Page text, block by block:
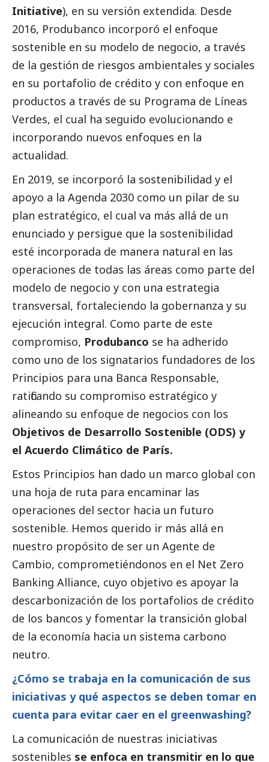
Initiative), en su versión extendida. Desde
2016, Produbanco incorporó el enfoque
sostenible en su modelo de negocio, a través
de la gestión de riesgos ambientales y sociales
en su portafolio de crédito y con enfoque en
productos a través de su Programa de Líneas
Verdes, el cual ha seguido evolucionando e
incorporando nuevos enfoques en la
actualidad.
En 2019, se incorporó la sostenibilidad y el
apoyo a la Agenda 2030 como un pilar de su
plan estratégico, el cual va más allá de un
enunciado y persigue que la sostenibilidad
esté incorporada de manera natural en las
operaciones de todas las áreas como parte del
modelo de negocio y con una estrategia
transversal, fortaleciendo la gobernanza y su
ejecución integral. Como parte de este
compromiso, Produbanco se ha adherido
como uno de los signatarios fundadores de los
Principios para una Banca Responsable,
ratificando su compromiso estratégico y
alineando su enfoque de negocios con los
Objetivos de Desarrollo Sostenible (ODS) y
el Acuerdo Climático de París.
Estos Principios han dado un marco global con
una hoja de ruta para encaminar las
operaciones del sector hacia un futuro
sostenible. Hemos querido ir más allá en
nuestro propósito de ser un Agente de
Cambio, comprometiéndonos en el Net Zero
Banking Alliance, cuyo objetivo es apoyar la
descarbonización de los portafolios de crédito
de los bancos y fomentar la transición global
de la economía hacia un sistema carbono
neutro.
¿Cómo se trabaja en la comunicación de sus
iniciativas y qué aspectos se deben tomar en
cuenta para evitar caer en el greenwashing?
La comunicación de nuestras iniciativas
sostenibles se enfoca en transmitir en lo que